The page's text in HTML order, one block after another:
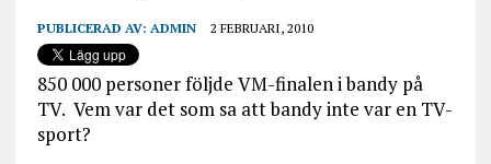
PUBLICERAD AV: ADMIN 2 FEBRUARI, 2010
850 000 personer följde VM-finalen i bandy på
TV. Vem var det som sa att bandy inte var en TV-
sport?